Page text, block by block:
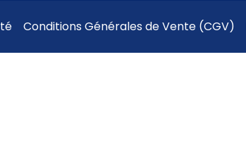
Conditions Générales de Vente (CGV)